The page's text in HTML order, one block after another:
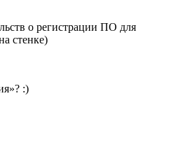
о регистрации ПО для
стенке)
:)